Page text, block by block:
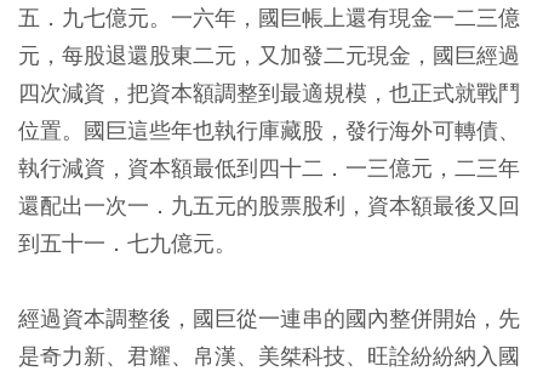
五．九七億元。一六年，國巨帳上還有現金一二三億
元，每股退還股東二元，又加發二元現金，國巨經過
四次減資，把資本額調整到最適規模，也正式就戰鬥
位置。國巨這些年也執行庫藏股，發行海外可轉債、
執行減資，資本額最低到四十二．一三億元，二三年
還配出一次一．九五元的股票股利，資本額最後又回
到五十一．七九億元。
經過資本調整後，國巨從一連串的國內整併開始，先
是奇力新、君耀、帛漢、美桀科技、旺詮紛紛納入國